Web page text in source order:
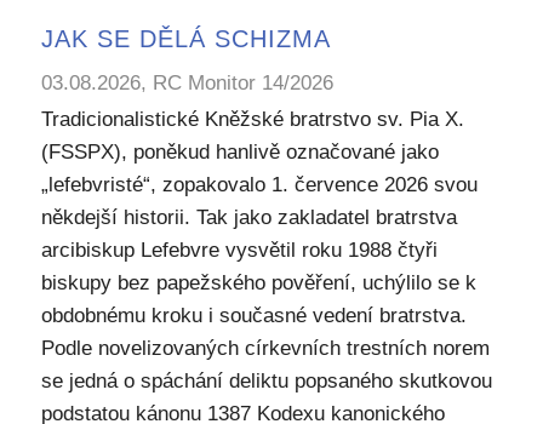
JAK SE DĚLÁ SCHIZMA
03.08.2026, RC Monitor 14/2026
Tradicionalistické Kněžské bratrstvo sv. Pia X.
(FSSPX), poněkud hanlivě označované jako
„lefebvristé“, zopakovalo 1. července 2026 svou
někdejší historii. Tak jako zakladatel bratrstva
arcibiskup Lefebvre vysvětil roku 1988 čtyři
biskupy bez papežského pověření, uchýlilo se k
obdobnému kroku i současné vedení bratrstva.
Podle novelizovaných církevních trestních norem
se jedná o spáchání deliktu popsaného skutkovou
podstatou kánonu 1387 Kodexu kanonického